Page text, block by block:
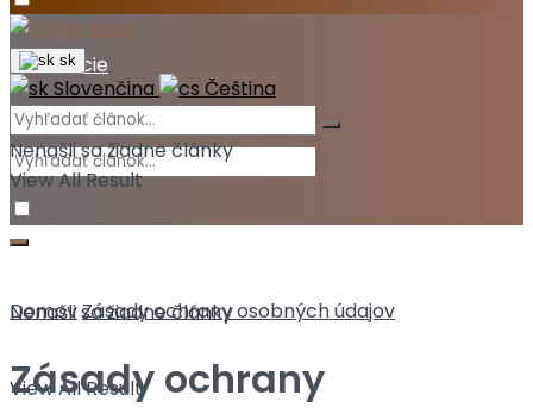
Akcie
Nenašli sa žiadne články
View All Result
sk
Slovenčina Čeština
Nenašli sa žiadne články
View All Result
DomovZásady ochrany osobných údajov
Zásady ochrany